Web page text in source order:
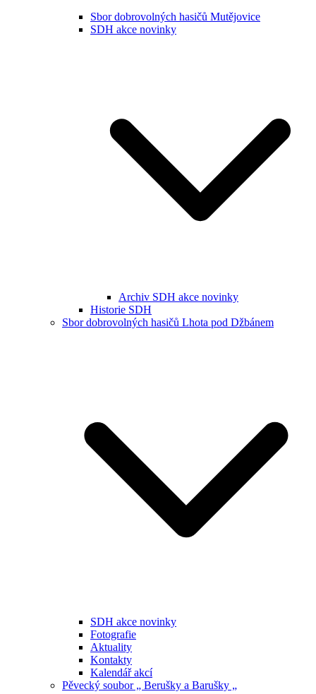
Sbor dobrovolných hasičů Mutějovice
SDH akce novinky
Archiv SDH akce novinky
Historie SDH
Sbor dobrovolných hasičů Lhota pod Džbánem
SDH akce novinky
Fotografie
Aktuality
Kontakty
Kalendář akcí
Pěvecký soubor „ Berušky a Barušky „